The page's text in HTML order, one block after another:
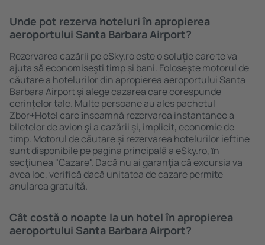
Unde pot rezerva hoteluri în apropierea
aeroportului Santa Barbara Airport?
Rezervarea cazării pe eSky.ro este o soluție care te va
ajuta să economiseşti timp și bani. Foloseşte motorul de
căutare a hotelurilor din apropierea aeroportului Santa
Barbara Airport și alege cazarea care corespunde
cerințelor tale. Multe persoane au ales pachetul
Zbor+Hotel care ȋnseamnă rezervarea instantanee a
biletelor de avion şi a cazării şi, implicit, economie de
timp. Motorul de căutare și rezervarea hotelurilor ieftine
sunt disponibile pe pagina principală a eSky.ro, ȋn
secţiunea "Cazare". Dacă nu ai garanţia că excursia va
avea loc, verifică dacă unitatea de cazare permite
anularea gratuită.
Cât costă o noapte la un hotel în apropierea
aeroportului Santa Barbara Airport?